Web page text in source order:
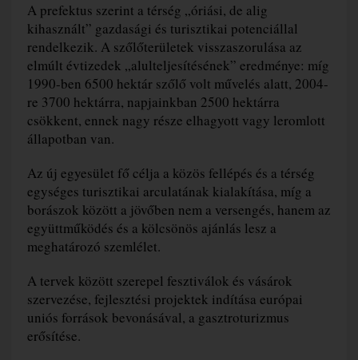
A prefektus szerint a térség „óriási, de alig
kihasznált” gazdasági és turisztikai potenciállal
rendelkezik. A szőlőterületek visszaszorulása az
elmúlt évtizedek „alulteljesítésének” eredménye: míg
1990-ben 6500 hektár szőlő volt művelés alatt, 2004-
re 3700 hektárra, napjainkban 2500 hektárra
csökkent, ennek nagy része elhagyott vagy leromlott
állapotban van.
Az új egyesület fő célja a közös fellépés és a térség
egységes turisztikai arculatának kialakítása, míg a
borászok között a jövőben nem a versengés, hanem az
együttműködés és a kölcsönös ajánlás lesz a
meghatározó szemlélet.
A tervek között szerepel fesztiválok és vásárok
szervezése, fejlesztési projektek indítása európai
uniós források bevonásával, a gasztroturizmus
erősítése.